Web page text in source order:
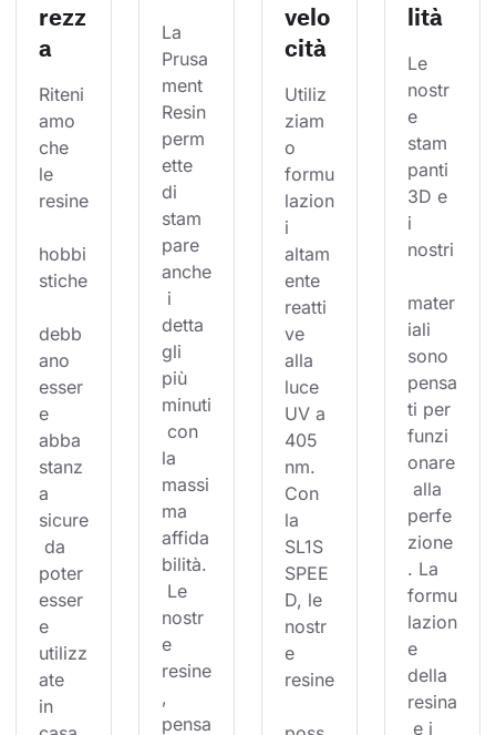
rezz
a
Riteni
amo
che
le
resine
hobbi
stiche
debb
ano
esser
e
abba
stanz
a
sicure
da
poter
esser
e
utilizz
ate
in
La
Prusa
ment
Resin
perm
ette
di
stam
pare
anche
i
detta
gli
più
minuti
con
la
massi
ma
affida
bilità.
Le
nostr
e
resine
,
pensa
velo
cità
Utiliz
ziam
o
formu
lazion
i
altam
ente
reatti
ve
alla
luce
UV a
405
nm.
Con
la
SL1S
SPEE
D, le
nostr
e
resine
lità
Le
nostr
e
stam
panti
3D e
i
nostri
mater
iali
sono
pensa
ti per
funzi
onare
alla
perfe
zione
. La
formu
lazion
e
della
resina
e i